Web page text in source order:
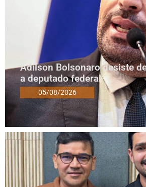
Adilson Bolsonaro desiste
a deputado federal
05/08/2026